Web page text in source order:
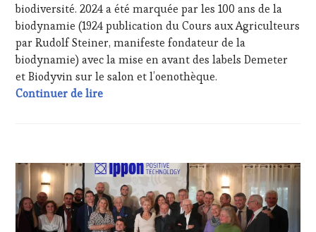
TOURISME,
PRODUCTEURS
TERROIR
PROVENCE,
RESTAURATEUR,
CHEF,
CUISINIER,
SALONS
INTERNATIONAUX,
SPOT
BY,
TASTING
biodiversité. 2024 a été marquée par les 100 ans de la
biodynamie (1924 publication du Cours aux Agriculteurs
par Rudolf Steiner, manifeste fondateur de la
biodynamie) avec la mise en avant des labels Demeter
et Biodyvin sur le salon et l’oenothèque.
Continuer de lireFreestyle œnotouristique : interviews au
CLUB
:
WINE
TASTING
VOUCHER,